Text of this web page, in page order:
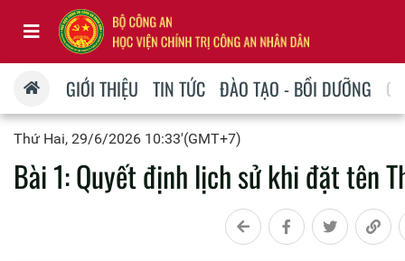
GIỚI THIỆU TIN TỨC ĐÀO TẠO - BỒI DƯỠNG
Thứ Hai, 29/6/2026 10:33'(GMT+7)
Bài 1: Quyết định lịch sử khi đặt tên